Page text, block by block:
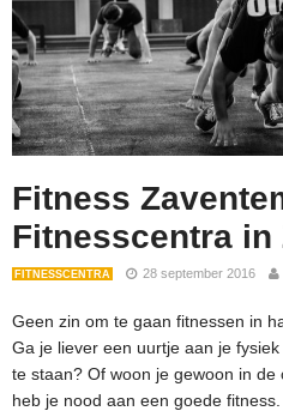
Fitness
Fitnesscentra in
FITNESSCENTRA 28 september 2016
Geen zin om te gaan fitnessen in
Ga je liever een uurtje aan je
te staan? Of woon je gewoon in
heb je nood aan een goede fitness.